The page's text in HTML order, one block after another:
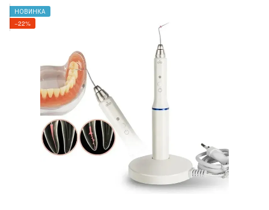
НОВИНКА
−22%